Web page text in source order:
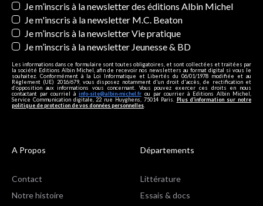
Newsletters
Je m’inscris à la newsletter des éditions Albin Michel
Je m'inscris à la newsletter M.C. Beaton
Je m’inscris à la newsletter Vie pratique
Je m’inscris à la newsletter Jeunesse & BD
Les informations dans ce formulaire sont toutes obligatoires, et sont collectées et traitées par
la société Editions Albin Michel, afin de recevoir nos newsletters au format digital si vous le
souhaitez. Conformément à la Loi Informatique et Libertés du 06/01/1978 modifiée et au
Règlement (UE) 2016/679, vous disposez notamment d'un droit d'accès, de rectification et
d’opposition aux informations vous concernant. Vous pouvez exercer ces droits en nous
contactant par courriel à info-site@albin-michel.fr ou par courrier à Editions Albin Michel,
Service Communication digitale, 22 rue Huyghens, 75014 Paris. Plus d’information sur notre
politique de protection de vos données personnelles
A Propos
Contact
Notre histoire
Départements
Littérature
Essais & docs